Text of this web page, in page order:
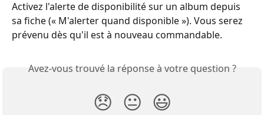
Activez l'alerte de disponibilité sur un album depuis
sa fiche (« M'alerter quand disponible »). Vous serez
prévenu dès qu'il est à nouveau commandable.
Avez-vous trouvé la réponse à votre question ?
😞 😐 😃